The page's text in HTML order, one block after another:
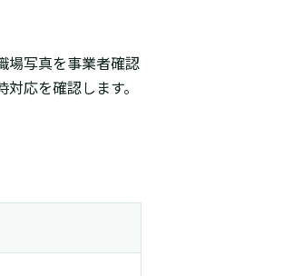
場写真を事業者確認
応を確認します。